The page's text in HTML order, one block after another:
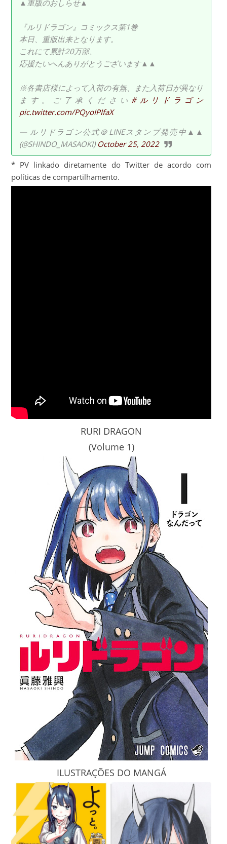
▲重版のおしらせ▲
『ルリドラゴン』コミックス第1巻
本日、重版出来となります。
これにて累計20万部、
応援たいへんありがとうございます▲▲
※各書店様によって入荷の有無、また入荷日が異なり
ます。ご了承ください #ルリドラゴン
pic.twitter.com/PQyoIPIfaX
— ルリドラゴン公式＠LINEスタンプ発売中▲▲
(@SHINDO_MASAOKI) October 25, 2022
* PV linkado diretamente do Twitter de acordo com
políticas de compartilhamento.
RURI DRAGON
(Volume 1)
ILUSTRAÇÕES DO MANGÁ